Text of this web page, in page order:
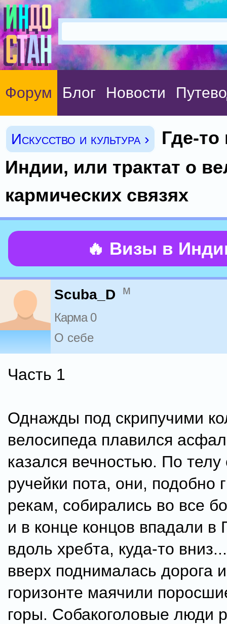
Форум Блог Новости
Искусство и культура ›
Где-то
Индии, или трактат о
кармических связях
🔥 Визы в
Scuba_D м
Карма 0
О себе
Часть 1
Однажды под скрипучими
велосипеда плавился
казался вечностью. По телу
ручейки пота, они, подобно
рекам, собирались во все
и в конце концов впадали в
вдоль хребта, куда-то
вверх поднималась дорога
горизонте маячили
горы. Собакоголовые люди